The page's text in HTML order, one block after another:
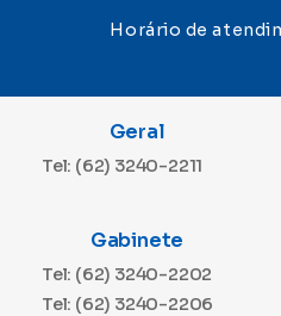
Horário de
Geral
Tel: (62) 3240-2211
Gabinete
Tel: (62) 3240-2202
Tel: (62) 3240-2206